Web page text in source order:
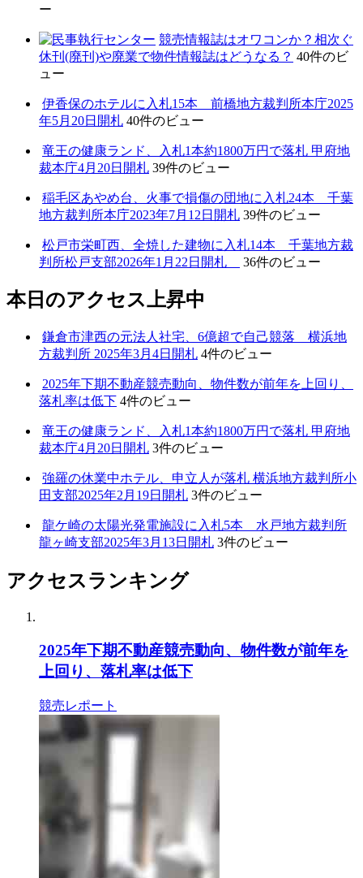
ー
競売情報誌はオワコンか？相次ぐ
休刊(廃刊)や廃業で物件情報誌はどうなる？ 40件のビ
ュー
伊香保のホテルに入札15本 前橋地方裁判所本庁2025
年5月20日開札 40件のビュー
竜王の健康ランド、入札1本約1800万円で落札 甲府地
裁本庁4月20日開札 39件のビュー
稲毛区あやめ台、火事で損傷の団地に入札24本 千葉
地方裁判所本庁2023年7月12日開札 39件のビュー
松戸市栄町西、全焼した建物に入札14本 千葉地方裁
判所松戸支部2026年1月22日開札
36件のビュー
本日のアクセス上昇中
鎌倉市津西の元法人社宅、6億超で自己競落 横浜地
方裁判所 2025年3月4日開札 4件のビュー
2025年下期不動産競売動向、物件数が前年を上回り、
落札率は低下 4件のビュー
竜王の健康ランド、入札1本約1800万円で落札 甲府地
裁本庁4月20日開札 3件のビュー
強羅の休業中ホテル、申立人が落札 横浜地方裁判所小
田支部2025年2月19日開札 3件のビュー
龍ケ崎の太陽光発電施設に入札5本 水戸地方裁判所
龍ヶ崎支部2025年3月13日開札 3件のビュー
アクセスランキング
2025年下期不動産競売動向、物件数が前年を
上回り、落札率は低下
競売レポート